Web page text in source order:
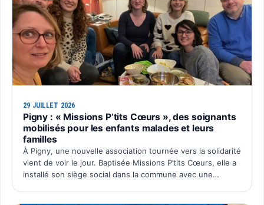
29 JUILLET 2026
Pigny : « Missions P’tits Cœurs », des soignants
mobilisés pour les enfants malades et leurs
familles
À Pigny, une nouvelle association tournée vers la solidarité
vient de voir le jour. Baptisée Missions P’tits Cœurs, elle a
installé son siège social dans la commune avec une